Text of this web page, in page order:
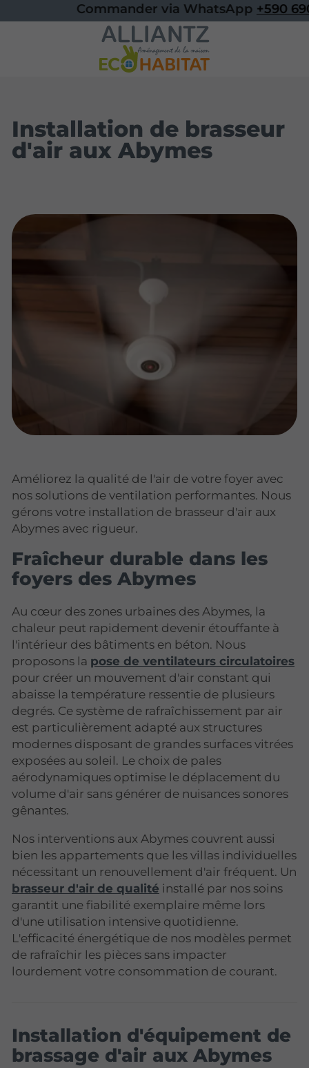
Commander via WhatsApp+590
Installation de brasseur
d'air aux Abymes
Améliorez la qualité de l'air de votre foyer avec
nos solutions de ventilation performantes. Nous
gérons votre installation de brasseur d'air aux
Abymes avec rigueur.
Fraîcheur durable dans les
foyers des Abymes
Au cœur des zones urbaines des Abymes, la
chaleur peut rapidement devenir étouffante à
l'intérieur des bâtiments en béton. Nous
proposons la pose de ventilateurs circulatoires
pour créer un mouvement d'air constant qui
abaisse la température ressentie de plusieurs
degrés. Ce système de rafraîchissement par air
est particulièrement adapté aux structures
modernes disposant de grandes surfaces vitrées
exposées au soleil. Le choix de pales
aérodynamiques optimise le déplacement du
volume d'air sans générer de nuisances sonores
gênantes.
Nos interventions aux Abymes couvrent aussi
bien les appartements que les villas individuelles
nécessitant un renouvellement d'air fréquent. Un
brasseur d'air de qualité installé par nos soins
garantit une fiabilité exemplaire même lors
d'une utilisation intensive quotidienne.
L'efficacité énergétique de nos modèles permet
de rafraîchir les pièces sans impacter
lourdement votre consommation de courant.
Installation d'équipement de
brassage d'air aux Abymes